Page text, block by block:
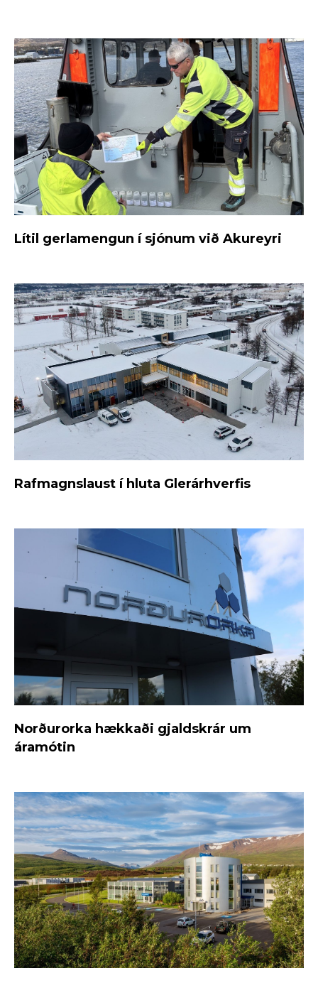
Lítil gerlamengun í sjónum við Akureyri
Rafmagnslaust í hluta Glerárhverfis
Norðurorka hækkaði gjaldskrár um
áramótin